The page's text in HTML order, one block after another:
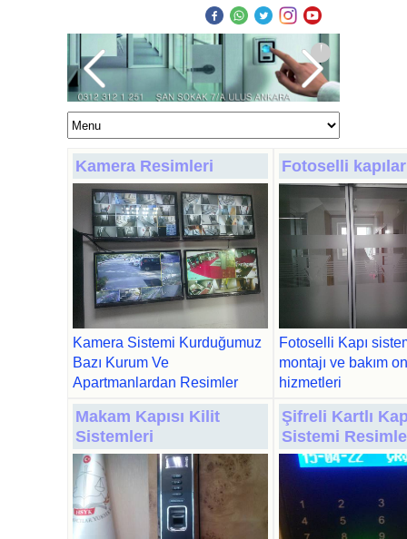
Kamera Resimleri
Kamera Sistemi Kurduğumuz
Bazı Kurum Ve
Apartmanlardan Resimler
Fotoselli kapılar
Fotoselli Kapı
montajı ve bakım
hizmetleri
Makam Kapısı Kilit
Sistemleri
Şifreli Kartlı
Sistemi